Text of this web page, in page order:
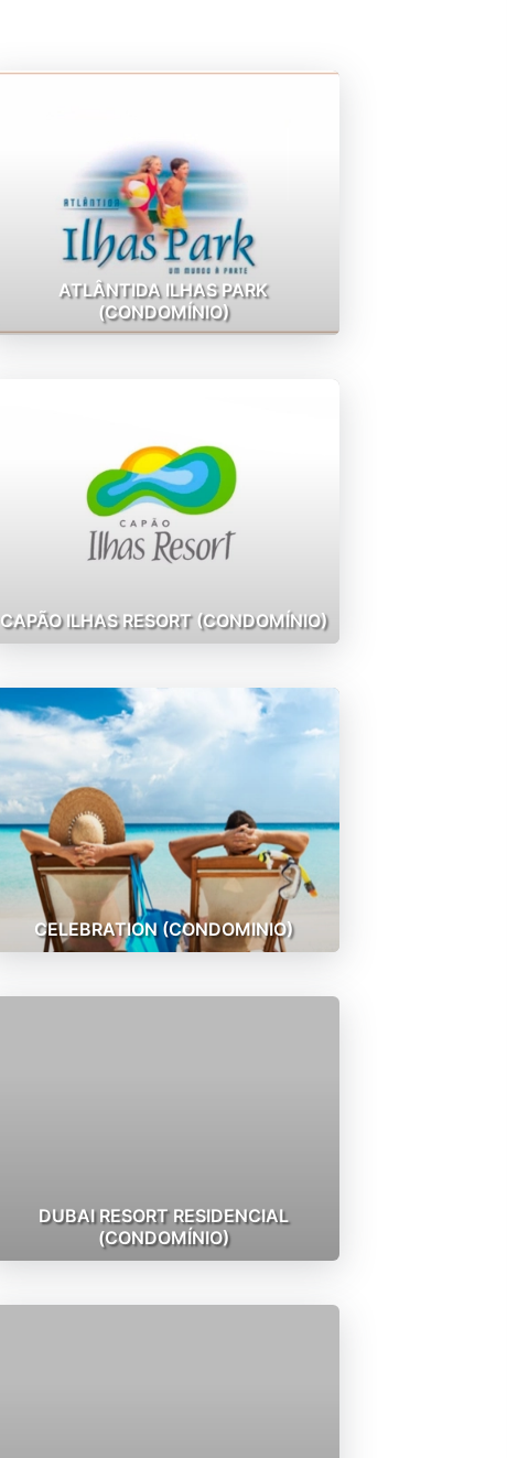
ATLÂNTIDA ILHAS PARK
(CONDOMÍNIO)
CAPÃO ILHAS RESORT (CONDOMÍNIO)
CELEBRATION (CONDOMINIO)
DUBAI RESORT RESIDENCIAL
(CONDOMÍNIO)